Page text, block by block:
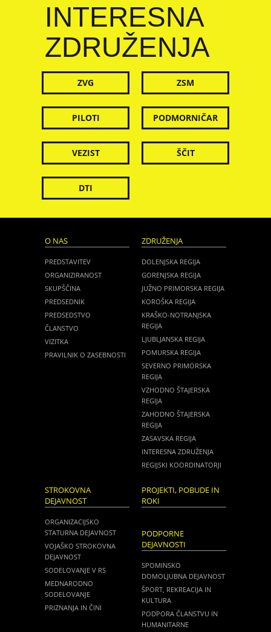
INTERESNA
ZDRUŽENJA
ZVG ZSM
PILOTI PODMORNIČAR
VEZIST ŠČIT
DTI
O NAS
PREDSTAVITEV
ORGANIZIRANOST
SKUPŠČINA
PREDSEDNIK
PREDSEDSTVO
ČLANSTVO
VIZITKA
PRAVILNIK O ZASEBNOSTI
ZDRUŽENJA
DOLENJSKA REGIJA
GORENJSKA REGIJA
JUŽNO PRIMORSKA REGIJA
KOROŠKA REGIJA
KRAŠKO-NOTRANJSKA
REGIJA
LJUBLJANSKA REGIJA
POMURSKA REGIJA
SEVERNO PRIMORSKA
REGIJA
VZHODNO ŠTAJERSKA
REGIJA
ZAHODNO ŠTAJERSKA
REGIJA
ZASAVSKA REGIJA
INTERESNA ZDRUŽENJA
REGIJSKI KOORDINATORJI
STROKOVNA
DEJAVNOST
ORGANIZACIJSKO
STATURNA DEJAVNOST
VOJAŠKO STROKOVNA
DEJAVNOST
SODELOVANJE V RS
MEDNARODNO
SODELOVANJE
PRIZNANJA IN ČINI
PROJEKTI, POBUDE IN
ROKI
PODPORNE
DEJAVNOSTI
SPOMINSKO
DOMOLJUBNA DEJAVNOST
ŠPORT, REKREACIJA IN
KULTURA
PODPORA ČLANSTVU IN
HUMANITARNE